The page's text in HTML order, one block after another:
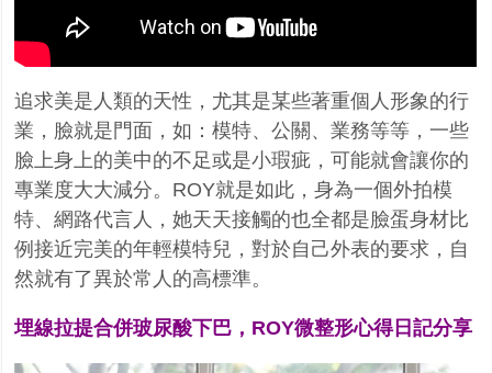
追求美是人類的天性，尤其是某些著重個人形象的行
業，臉就是門面，如：模特、公關、業務等等，一些
臉上身上的美中的不足或是小瑕疵，可能就會讓你的
專業度大大減分。 ROY就是如此，身為一個外拍模
特、網路代言人，她天天接觸的也全都是臉蛋身材比
例接近完美的年輕模特兒，對於自己外表的要求，自
然就有了異於常人的高標準。
埋線拉提合併玻尿酸下巴， ROY微整形心得日記分享